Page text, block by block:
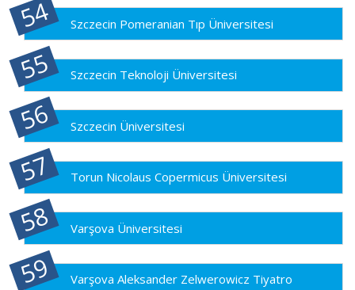
Szczecin Pomeranian Tıp Üniversitesi
Szczecin Teknoloji Üniversitesi
Szczecin Üniversitesi
Torun Nicolaus Copermicus Üniversitesi
Varşova Üniversitesi
Varşova Aleksander Zelwerowicz Tiyatro